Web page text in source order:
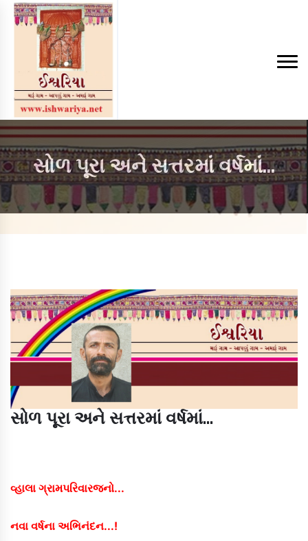
સોળ પૂરા અને સત્તરમાં વર્ષમાં...
સોળ પૂરા અને સત્તરમાં વર્ષમાં...
વ્હાલા ગ્રામપરિવારજનો...
નવા વર્ષના અભિનંદન...!